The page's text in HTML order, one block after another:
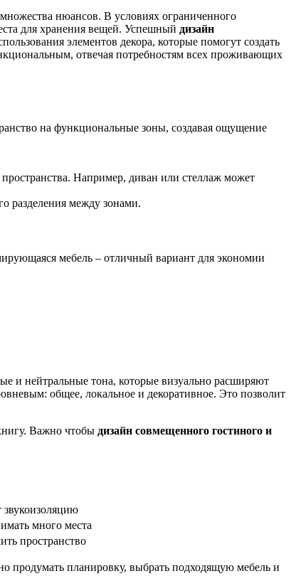
нюансов. В условиях ограниченного
для хранения вещей. Успешный дизайн
элементов декора, которые помогут создать
отвечая потребностям всех проживающих
на функциональные зоны, создавая ощущение
Например, диван или стеллаж может
разделения между зонами.
мебель – отличный вариант для экономии
и нейтральные тона, которые визуально расширяют
общее, локальное и декоративное. Это позволит
Важно чтобы дизайн совмещенного гостиного и
звукоизоляцию
много места
пространство
продумать планировку, выбрать подходящую мебель и